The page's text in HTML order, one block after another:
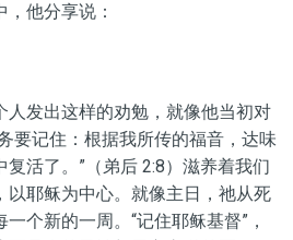
他分享说：
发出这样的劝勉， 就像他当初对
要记住：根据我所传的福音，达味
活了。”（弟后 2:8）滋养着我们
以耶稣为中心。就像主日，祂从死
一个新的一周 。“记住耶稣基督”，